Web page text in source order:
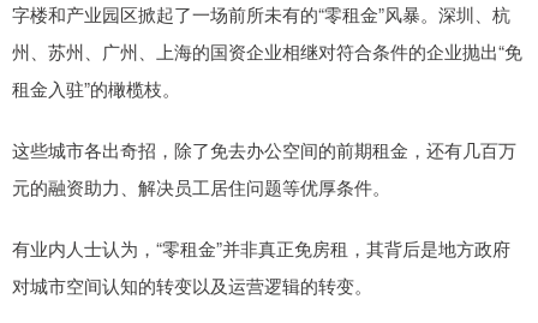
字楼和产业园区掀起了一场前所未有的“零租金”风暴。深圳、杭
州、苏州、广州、上海的国资企业相继对符合条件的企业抛出“免
租金入驻”的橄榄枝。
这些城市各出奇招，除了免去办公空间的前期租金，还有几百万
元的融资助力、解决员工居住问题等优厚条件。
有业内人士认为，“零租金”并非真正免房租，其背后是地方政府
对城市空间认知的转变以及运营逻辑的转变。